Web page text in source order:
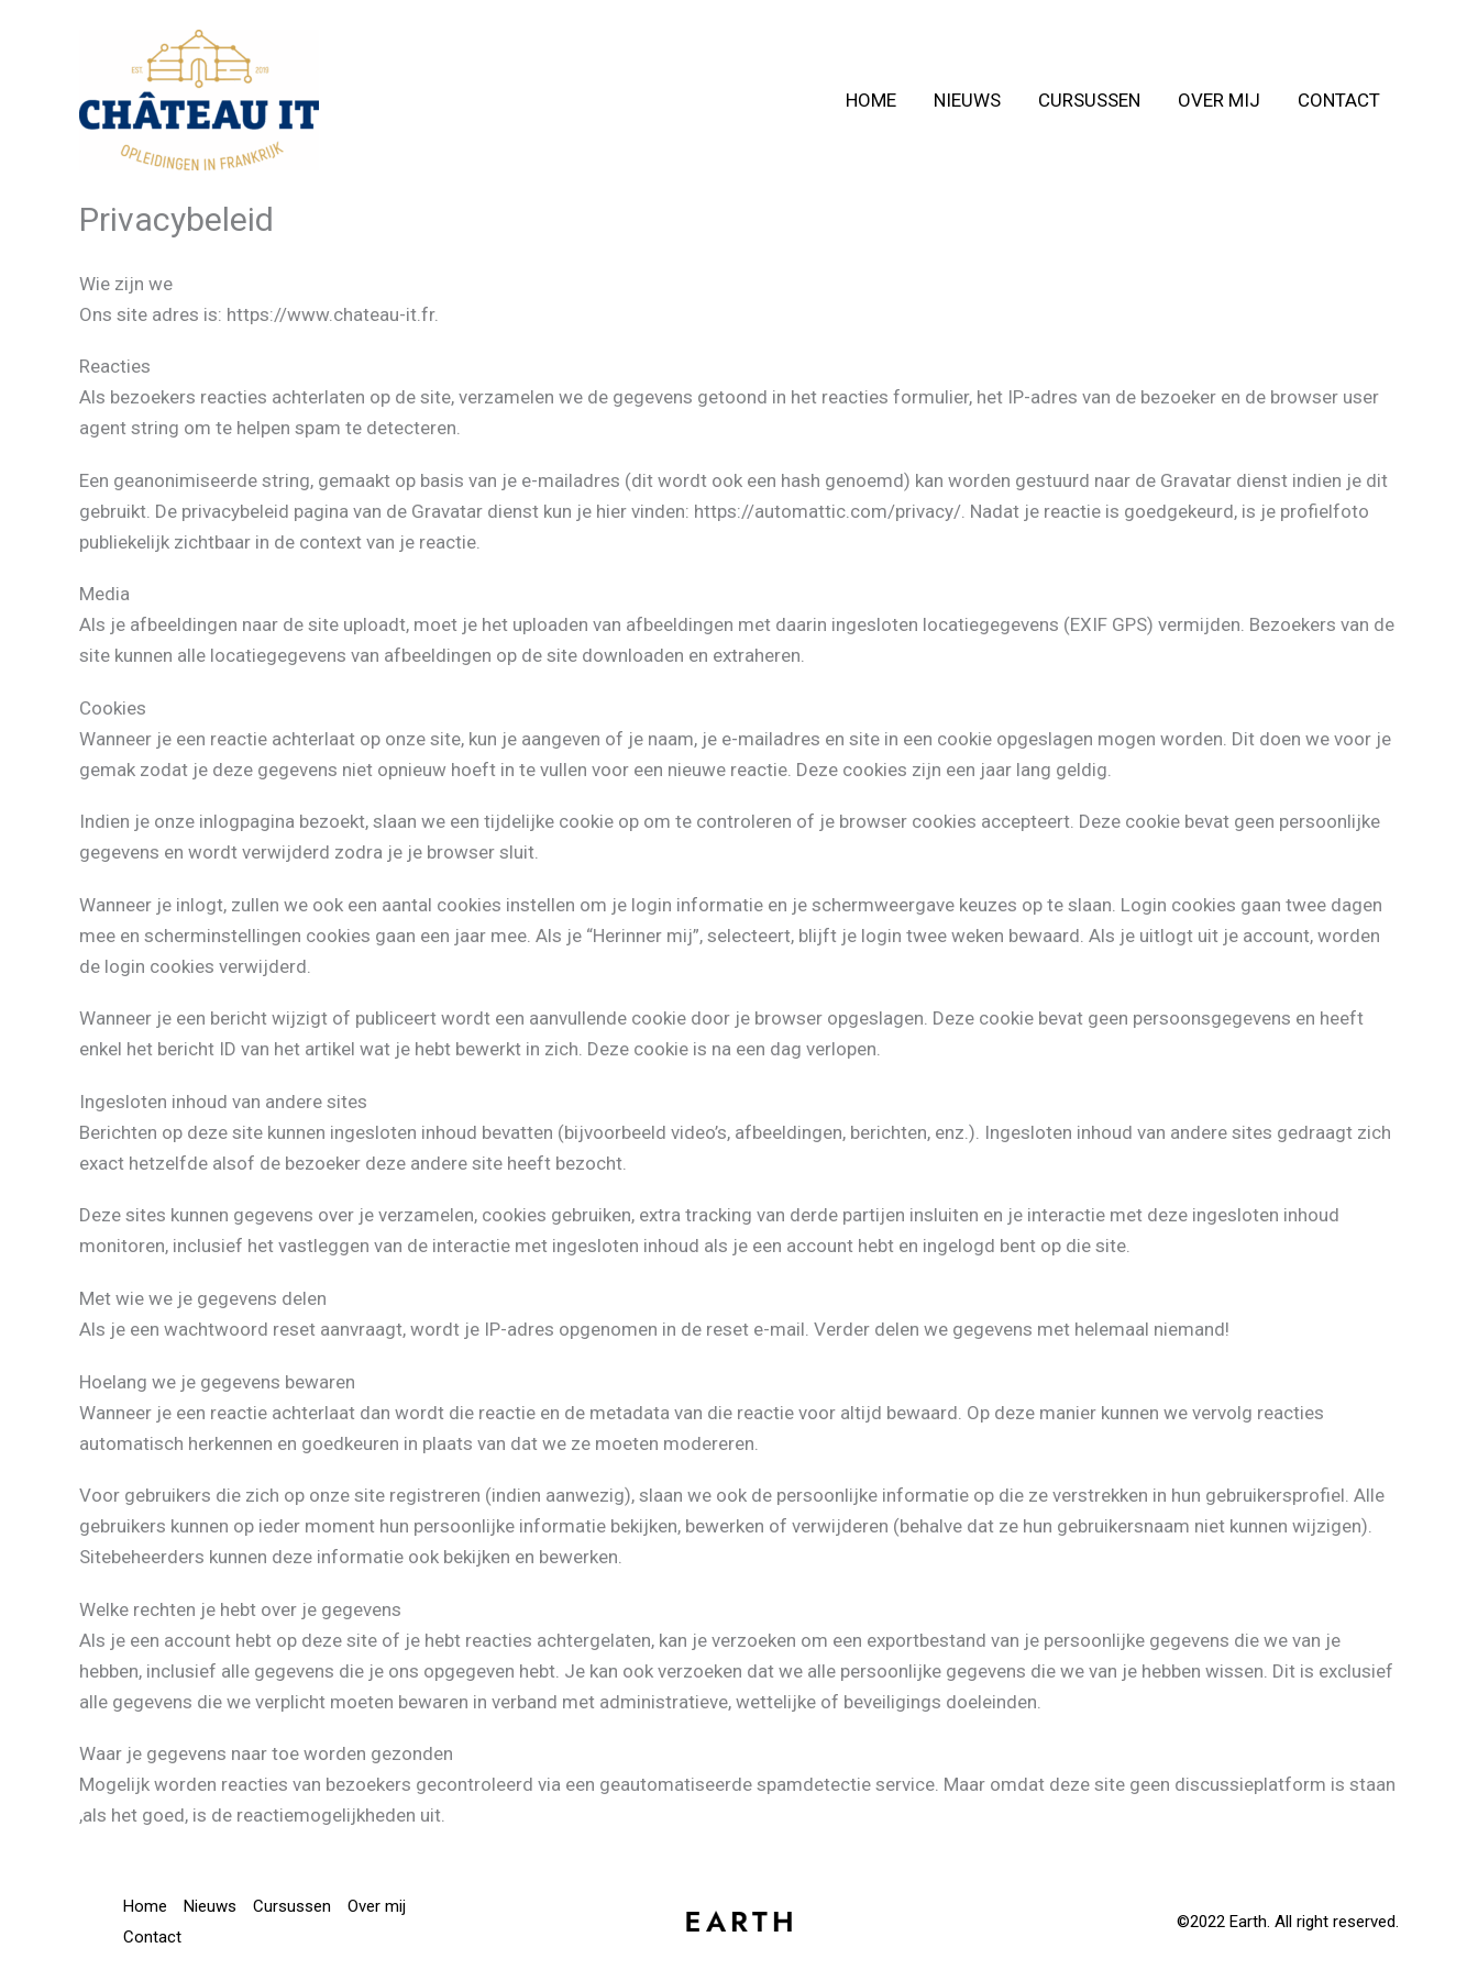
HOME NIEUWS CURSUSSEN OVER MIJ CONTACT
Privacybeleid
Wie zijn we
Ons site adres is: https://www.chateau-it.fr.
Reacties
Als bezoekers reacties achterlaten op de site, verzamelen we de gegevens getoond in het reacties formulier, het IP-adres van de bezoeker en de browser user
agent string om te helpen spam te detecteren.
Een geanonimiseerde string, gemaakt op basis van je e-mailadres (dit wordt ook een hash genoemd) kan worden gestuurd naar de Gravatar dienst indien je dit
gebruikt. De privacybeleid pagina van de Gravatar dienst kun je hier vinden: https://automattic.com/privacy/. Nadat je reactie is goedgekeurd, is je profielfoto
publiekelijk zichtbaar in de context van je reactie.
Media
Als je afbeeldingen naar de site uploadt, moet je het uploaden van afbeeldingen met daarin ingesloten locatiegegevens (EXIF GPS) vermijden. Bezoekers van de
site kunnen alle locatiegegevens van afbeeldingen op de site downloaden en extraheren.
Cookies
Wanneer je een reactie achterlaat op onze site, kun je aangeven of je naam, je e-mailadres en site in een cookie opgeslagen mogen worden. Dit doen we voor je
gemak zodat je deze gegevens niet opnieuw hoeft in te vullen voor een nieuwe reactie. Deze cookies zijn een jaar lang geldig.
Indien je onze inlogpagina bezoekt, slaan we een tijdelijke cookie op om te controleren of je browser cookies accepteert. Deze cookie bevat geen persoonlijke
gegevens en wordt verwijderd zodra je je browser sluit.
Wanneer je inlogt, zullen we ook een aantal cookies instellen om je login informatie en je schermweergave keuzes op te slaan. Login cookies gaan twee dagen
mee en scherminstellingen cookies gaan een jaar mee. Als je “Herinner mij”, selecteert, blijft je login twee weken bewaard. Als je uitlogt uit je account, worden
de login cookies verwijderd.
Wanneer je een bericht wijzigt of publiceert wordt een aanvullende cookie door je browser opgeslagen. Deze cookie bevat geen persoonsgegevens en heeft
enkel het bericht ID van het artikel wat je hebt bewerkt in zich. Deze cookie is na een dag verlopen.
Ingesloten inhoud van andere sites
Berichten op deze site kunnen ingesloten inhoud bevatten (bijvoorbeeld video’s, afbeeldingen, berichten, enz.). Ingesloten inhoud van andere sites gedraagt zich
exact hetzelfde alsof de bezoeker deze andere site heeft bezocht.
Deze sites kunnen gegevens over je verzamelen, cookies gebruiken, extra tracking van derde partijen insluiten en je interactie met deze ingesloten inhoud
monitoren, inclusief het vastleggen van de interactie met ingesloten inhoud als je een account hebt en ingelogd bent op die site.
Met wie we je gegevens delen
Als je een wachtwoord reset aanvraagt, wordt je IP-adres opgenomen in de reset e-mail. Verder delen we gegevens met helemaal niemand!
Hoelang we je gegevens bewaren
Wanneer je een reactie achterlaat dan wordt die reactie en de metadata van die reactie voor altijd bewaard. Op deze manier kunnen we vervolg reacties
automatisch herkennen en goedkeuren in plaats van dat we ze moeten modereren.
Voor gebruikers die zich op onze site registreren (indien aanwezig), slaan we ook de persoonlijke informatie op die ze verstrekken in hun gebruikersprofiel. Alle
gebruikers kunnen op ieder moment hun persoonlijke informatie bekijken, bewerken of verwijderen (behalve dat ze hun gebruikersnaam niet kunnen wijzigen).
Sitebeheerders kunnen deze informatie ook bekijken en bewerken.
Welke rechten je hebt over je gegevens
Als je een account hebt op deze site of je hebt reacties achtergelaten, kan je verzoeken om een exportbestand van je persoonlijke gegevens die we van je
hebben, inclusief alle gegevens die je ons opgegeven hebt. Je kan ook verzoeken dat we alle persoonlijke gegevens die we van je hebben wissen. Dit is exclusief
alle gegevens die we verplicht moeten bewaren in verband met administratieve, wettelijke of beveiligings doeleinden.
Waar je gegevens naar toe worden gezonden
Mogelijk worden reacties van bezoekers gecontroleerd via een geautomatiseerde spamdetectie service. Maar omdat deze site geen discussieplatform is staan
,als het goed, is de reactiemogelijkheden uit.
Home Nieuws Cursussen
Over mij
Contact
©2022 Earth. All right reserved.